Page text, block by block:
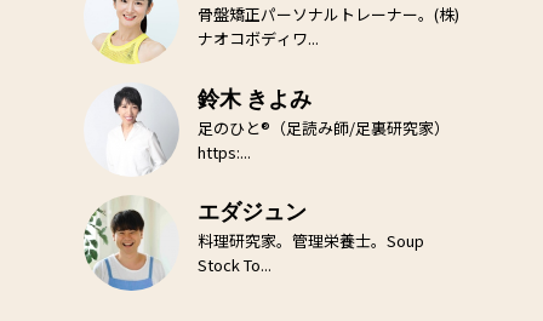
骨盤矯正パーソナルトレーナー。(株)
ナオコボディワ...
鈴木 きよみ
足のひと®（足読み師/足裏研究家）
https:...
エダジュン
料理研究家。管理栄養士。Soup
Stock To...